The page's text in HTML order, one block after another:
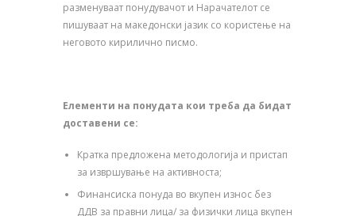
разменуваат понудувачот и Нарачателот се
пишуваат на македонски јазик со користење на
неговото кирилично писмо.
Елементи на понудата кои треба да бидат
доставени се:
Кратка предложена методологија и пристап
за извршување на активноста;
Финансиска понуда во вкупен износ без
ДДВ за правни лица/ за физички лица вкупен